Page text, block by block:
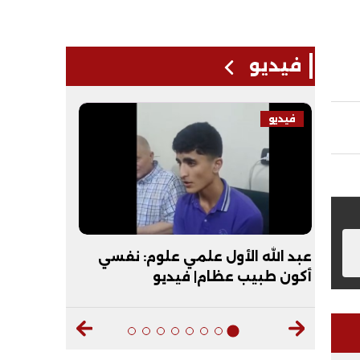
فيديو
فيديو
عبد الله الأول علمي علوم: نفسي
أكون طبيب عظام| فيديو